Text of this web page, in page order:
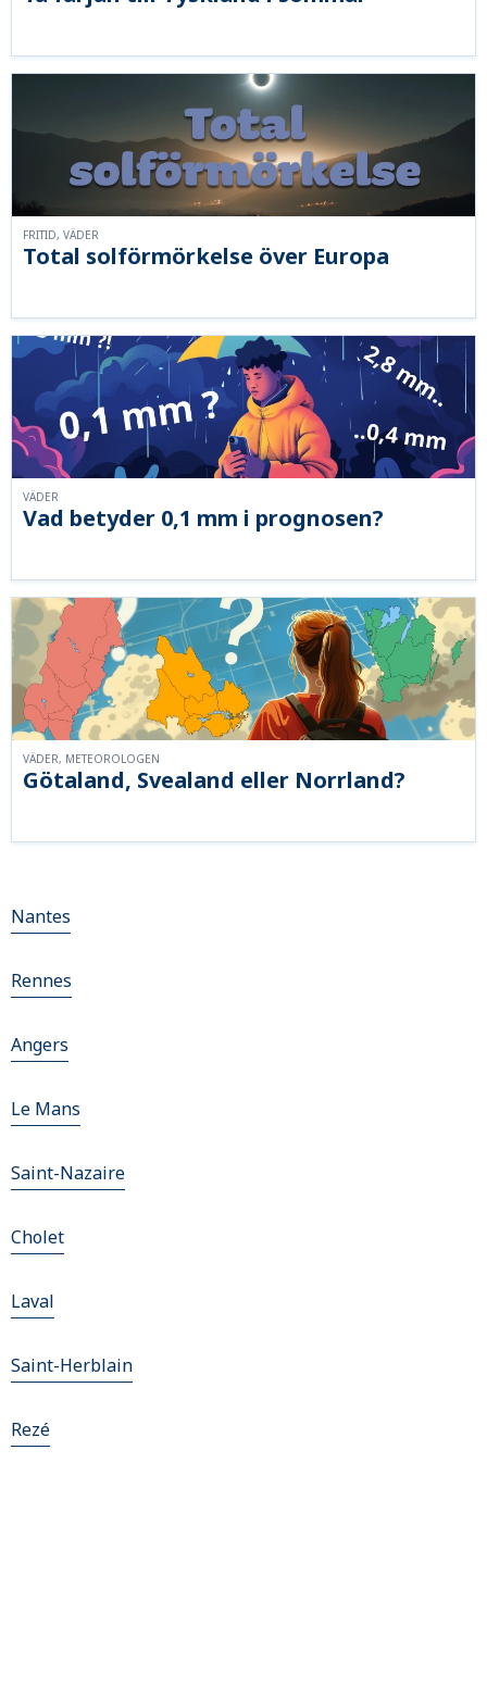
Total solförmörkelse över Europa
FRITID, VÄDER
Vad betyder 0,1 mm i prognosen?
VÄDER
Götaland, Svealand eller Norrland?
VÄDER, METEOROLOGEN
Nantes
Rennes
Angers
Le Mans
Saint-Nazaire
Cholet
Laval
Saint-Herblain
Rezé